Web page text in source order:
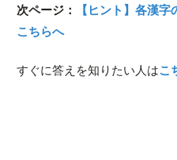
次ページ：
【ヒント】各漢
こちらへ
すぐに答えを知りたい人はこ